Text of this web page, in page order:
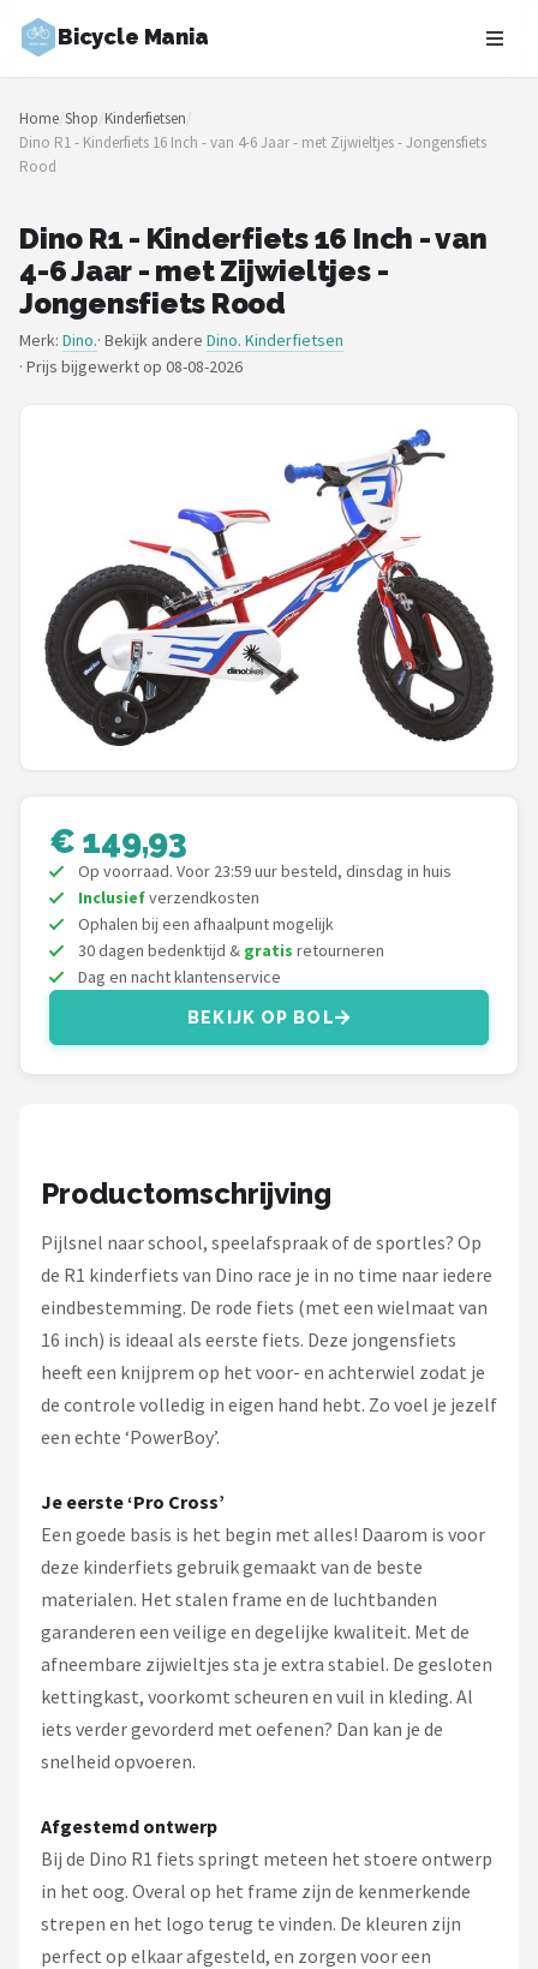
Bicycle Mania
Zoeken
NAVIGATIE
Shop
Merken
Blog
Fietsroutes
Kinderfietsen
Elektrische fietsen
Mountainbikes
Shop
POPULAIRE MERKEN
Basil
ABUS
AXA
New Looxs
Shimano
Cortina
Alle merken →
Home/Shop/Kinderfietsen/
Dino R1 - Kinderfiets 16 Inch - van 4-6 Jaar - met Zijwieltjes - Jongensfiets
Rood
Dino R1 - Kinderfiets 16 Inch - van
4-6 Jaar - met Zijwieltjes -
Jongensfiets Rood
Merk: Dino.· Bekijk andere Dino. Kinderfietsen
· Prijs bijgewerkt op 08-08-2026
€ 149,93
Op voorraad. Voor 23:59 uur besteld, dinsdag in huis
Inclusiefverzendkosten
Ophalen bij een afhaalpunt mogelijk
30 dagen bedenktijd & gratis retourneren
Dag en nacht klantenservice
BEKIJK OP BOL
Productomschrijving
Pijlsnel naar school, speelafspraak of de sportles? Op
de R1 kinderfiets van Dino race je in no time naar iedere
eindbestemming. De rode fiets (met een wielmaat van
16 inch) is ideaal als eerste fiets. Deze jongensfiets
heeft een knijprem op het voor- en achterwiel zodat je
de controle volledig in eigen hand hebt. Zo voel je jezelf
een echte ‘PowerBoy’.
Je eerste ‘Pro Cross’
Een goede basis is het begin met alles! Daarom is voor
deze kinderfiets gebruik gemaakt van de beste
materialen. Het stalen frame en de luchtbanden
garanderen een veilige en degelijke kwaliteit. Met de
afneembare zijwieltjes sta je extra stabiel. De gesloten
kettingkast, voorkomt scheuren en vuil in kleding. Al
iets verder gevorderd met oefenen? Dan kan je de
snelheid opvoeren.
Afgestemd ontwerp
Bij de Dino R1 fiets springt meteen het stoere ontwerp
in het oog. Overal op het frame zijn de kenmerkende
strepen en het logo terug te vinden. De kleuren zijn
perfect op elkaar afgesteld, en zorgen voor een